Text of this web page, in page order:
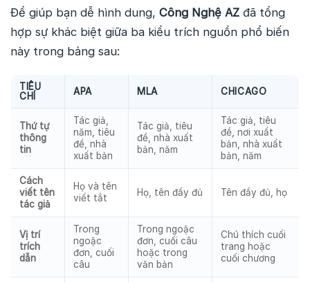
Để giúp bạn dễ hình dung, Công Nghệ AZ đã tổng
hợp sự khác biệt giữa ba kiểu trích nguồn phổ biến
này trong bảng sau:
TIÊU
CHÍ
APA MLA CHICAGO
Thứ tự
thông
tin
Tác giả,
năm, tiêu
đề, nhà
xuất bản
Tác giả, tiêu
đề, nhà xuất
bản, năm
Tác giả, tiêu
đề, nơi xuất
bản, nhà xuất
bản, năm
Cách
viết tên
tác giả
Họ và tên
viết tắt
Họ, tên đầy đủ Tên đầy đủ, họ
Vị trí
trích
dẫn
Trong
ngoặc
đơn, cuối
câu
Trong ngoặc
đơn, cuối câu
hoặc trong
văn bản
Chú thích cuối
trang hoặc
cuối chương